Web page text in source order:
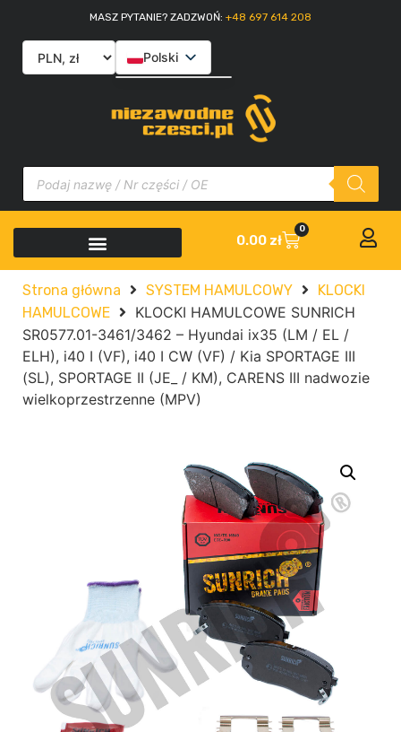
MASZ PYTANIE? ZADZWOŃ: +48 697 614 208
Polski
Slovenčina
0.00 zł
0
Strona główna SYSTEM HAMULCOWY
KLOCKI
HAMULCOWE
KLOCKI HAMULCOWE SUNRICH
SR0577.01-3461/3462 – Hyundai ix35 (LM / EL /
ELH), i40 I (VF), i40 I CW (VF) / Kia SPORTAGE III
(SL), SPORTAGE II (JE_ / KM), CARENS III nadwozie
wielkoprzestrzenne (MPV)